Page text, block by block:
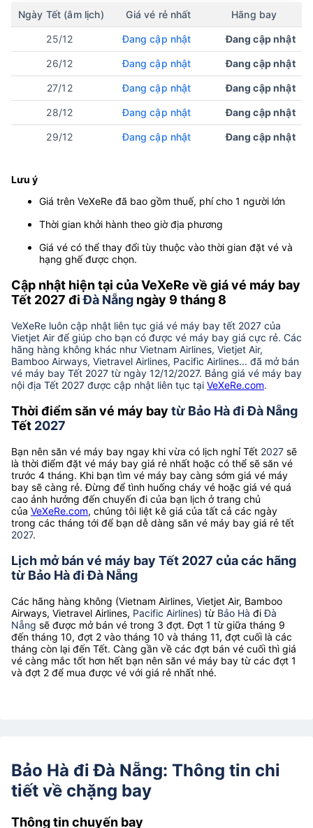
Ngày Tết (âm lịch) Giá vé rẻ nhất Hãng bay
25/12 Đang cập nhật Đang cập nhật
26/12 Đang cập nhật Đang cập nhật
27/12 Đang cập nhật Đang cập nhật
28/12 Đang cập nhật Đang cập nhật
29/12 Đang cập nhật Đang cập nhật
Lưu ý
Giá trên VeXeRe đã bao gồm thuế, phí cho 1 người lớn
Thời gian khởi hành theo giờ địa phương
Giá vé có thể thay đổi tùy thuộc vào thời gian đặt vé và
hạng ghế được chọn.
Cập nhật hiện tại của VeXeRe về giá vé máy bay
Tết 2027 điĐà Nẵng ngày 9 tháng 8
VeXeRe luôn cập nhật liên tục giá vé máy bay tết 2027 của
Vietjet Air để giúp cho bạn có được vé máy bay giá cực rẻ. Các
hãng hàng không khác như Vietnam Airlines, Vietjet Air,
Bamboo Airways, Vietravel Airlines, Pacific Airlines... đã mở bán
vé máy bay Tết 2027 từ ngày 12/12/2027. Bảng giá vé máy bay
nội địa Tết 2027 được cập nhật liên tục tại VeXeRe.com.
Thời điểm săn vé máy bay từ Bảo Hà đi Đà Nẵng
Tết 2027
Bạn nên săn vé máy bay ngay khi vừa có lịch nghỉ Tết 2027 sẽ
là thời điểm đặt vé máy bay giá rẻ nhất hoặc có thể sẽ săn vé
trước 4 tháng. Khi bạn tìm vé máy bay càng sớm giá vé máy
bay sẽ càng rẻ. Đừng để tình huống cháy vé hoặc giá vé quá
cao ảnh hưởng đến chuyến đi của bạn lịch ở trang chủ
của VeXeRe.com, chúng tôi liệt kê giá của tất cả các ngày
trong các tháng tới để bạn dễ dàng săn vé máy bay giá rẻ tết
2027.
Lịch mở bán vé máy bay Tết 2027 của các hãng
từ Bảo Hà đi Đà Nẵng
Các hãng hàng không (Vietnam Airlines, Vietjet Air, Bamboo
Airways, Vietravel Airlines, Pacific Airlines) từ Bảo Hà điĐà
Nẵng sẽ được mở bán vé trong 3 đợt. Đợt 1 từ giữa tháng 9
đến tháng 10, đợt 2 vào tháng 10 và tháng 11, đợt cuối là các
tháng còn lại đến Tết. Càng gần về các đợt bán vé cuối thì giá
vé càng mắc tốt hơn hết bạn nên săn vé máy bay từ các đợt 1
và đợt 2 để mua được vé với giá rẻ nhất nhé.
Bảo Hà đi Đà Nẵng: Thông tin chi
tiết về chặng bay
Thông tin chuyến bay